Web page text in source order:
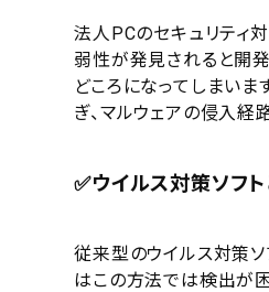
法人PCのセキュリティ
弱性が発見されると開
どころになってしまい
ぎ、マルウェアの侵入経
✅ウイルス対策ソフ
従来型のウイルス対策ソ
はこの方法では検出が